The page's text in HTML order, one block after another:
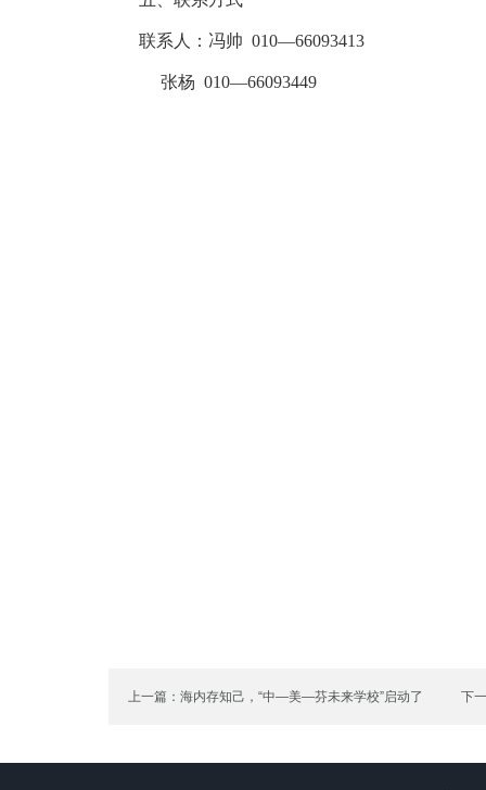
联系人：冯帅 010—66093413
张杨 010—66093449
上一篇：海内存知己，“中—美—芬未来学校”启动了 下